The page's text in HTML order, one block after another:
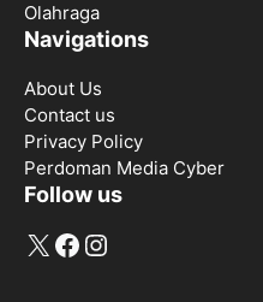
Olahraga
Navigations
About Us
Contact us
Privacy Policy
Perdoman Media Cyber
Follow us
X Facebook
Instagram